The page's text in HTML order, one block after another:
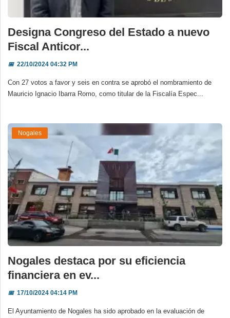
Designa Congreso del Estado a nuevo
Fiscal Anticor...
📅22/10/2024 04:32 PM
Con 27 votos a favor y seis en contra se aprobó el nombramiento de
Mauricio Ignacio Ibarra Romo, como titular de la Fiscalía Espec...
Nogales
Nogales destaca por su eficiencia
financiera en ev...
📅17/10/2024 04:14 PM
El Ayuntamiento de Nogales ha sido aprobado en la evaluación de